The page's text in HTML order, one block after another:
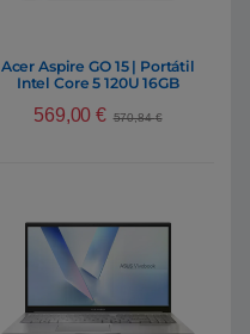
Acer Aspire GO 15 | Portátil
Intel Core 5 120U 16GB
Full HD Windows 11 Home
569,00€ 570,84€